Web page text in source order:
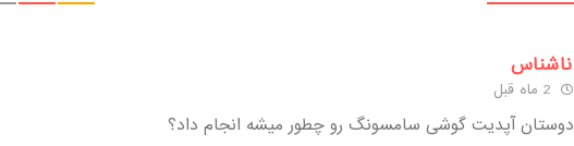
ناشناس
دوستان آپدیت گوشی سامسونگ رو چطور میشه انجام داد؟